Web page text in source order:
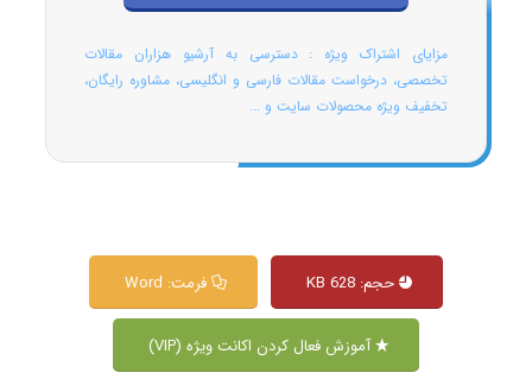
مزایای اشتراک ویژه : دسترسی به آرشیو هزاران مقالات
تخصصی، درخواست مقالات فارسی و انگلیسی، مشاوره رایگان،
تخفیف ویژه محصولات سایت و ...
حجم: 628 KB فرمت: Word
آموزش فعال کردن اکانت ویژه (VIP)